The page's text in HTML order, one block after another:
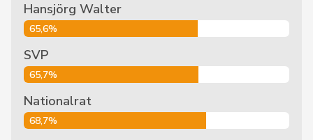
Hansjörg Walter
65,6%
SVP
65,7%
Nationalrat
68,7%